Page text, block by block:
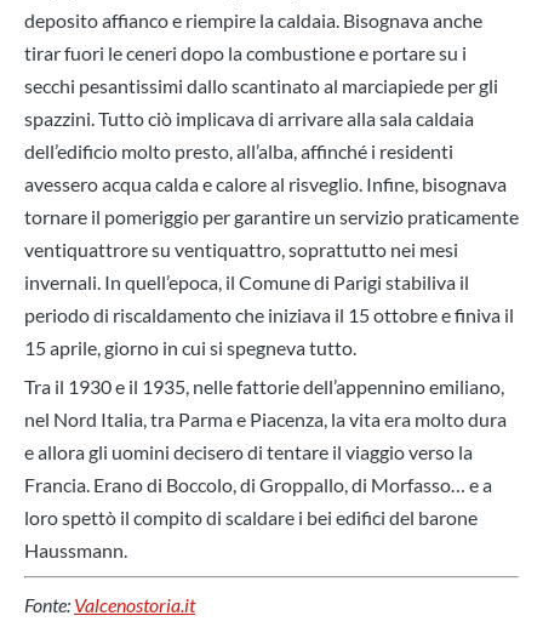
deposito affianco e riempire la caldaia. Bisognava anche
tirar fuori le ceneri dopo la combustione e portare su i
secchi pesantissimi dallo scantinato al marciapiede per gli
spazzini. Tutto ciò implicava di arrivare alla sala caldaia
dell’edificio molto presto, all’alba, affinché i residenti
avessero acqua calda e calore al risveglio. Infine, bisognava
tornare il pomeriggio per garantire un servizio praticamente
ventiquattrore su ventiquattro, soprattutto nei mesi
invernali. In quell’epoca, il Comune di Parigi stabiliva il
periodo di riscaldamento che iniziava il 15 ottobre e finiva il
15 aprile, giorno in cui si spegneva tutto.
Tra il 1930 e il 1935, nelle fattorie dell’appennino emiliano,
nel Nord Italia, tra Parma e Piacenza, la vita era molto dura
e allora gli uomini decisero di tentare il viaggio verso la
Francia. Erano di Boccolo, di Groppallo, di Morfasso… e a
loro spettò il compito di scaldare i bei edifici del barone
Haussmann.
Fonte: Valcenostoria.it